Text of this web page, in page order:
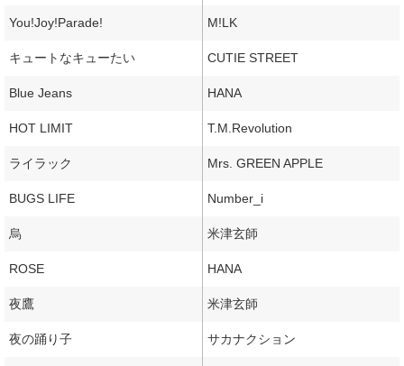
You!Joy!Parade! M!LK
キュートなキューたい CUTIE STREET
Blue Jeans HANA
HOT LIMIT T.M.Revolution
ライラック Mrs. GREEN APPLE
BUGS LIFE Number_i
烏 米津玄師
ROSE HANA
夜鷹 米津玄師
夜の踊り子 サカナクション